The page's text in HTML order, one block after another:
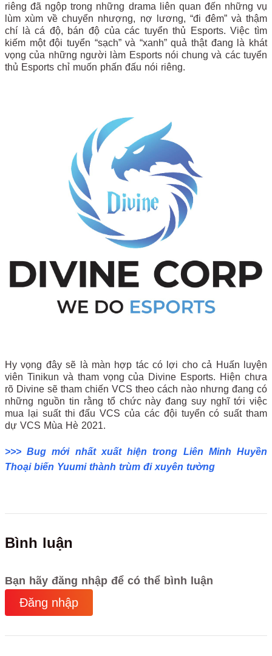
riêng đã ngộp trong những drama liên quan đến những vụ
lùm xùm về chuyển nhượng, nợ lương, “đi đêm” và thậm
chí là cá độ, bán độ của các tuyển thủ Esports. Việc tìm
kiếm một đội tuyển “sạch” và “xanh” quả thật đang là khát
vọng của những người làm Esports nói chung và các tuyển
thủ Esports chỉ muốn phấn đấu nói riêng.
Hy vọng đây sẽ là màn hợp tác có lợi cho cả Huấn luyện
viên Tinikun và tham vọng của Divine Esports. Hiện chưa
rõ Divine sẽ tham chiến VCS theo cách nào nhưng đang có
những nguồn tin rằng tổ chức này đang suy nghĩ tới việc
mua lại suất thi đấu VCS của các đội tuyển có suất tham
dự VCS Mùa Hè 2021.
>>> Bug mới nhất xuất hiện trong Liên Minh Huyền
Thoại biến Yuumi thành trùm đi xuyên tường
Bình luận
Bạn hãy đăng nhập để có thể bình luận
Đăng nhập